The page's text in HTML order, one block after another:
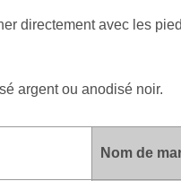
directement avec les
argent ou anodisé noir.
Nom de